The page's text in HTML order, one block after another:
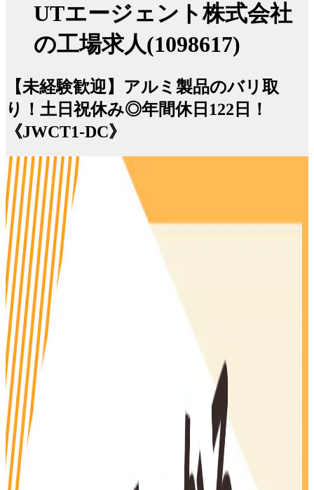
UTエージェント株式会社
の工場求人(1098617)
【未経験歓迎】アルミ製品のバリ取
り！土日祝休み◎年間休日122日！
《JWCT1-DC》